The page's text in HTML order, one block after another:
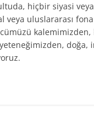
hiçbir siyasi
uluslararası fona
kalemimizden,
doğa,